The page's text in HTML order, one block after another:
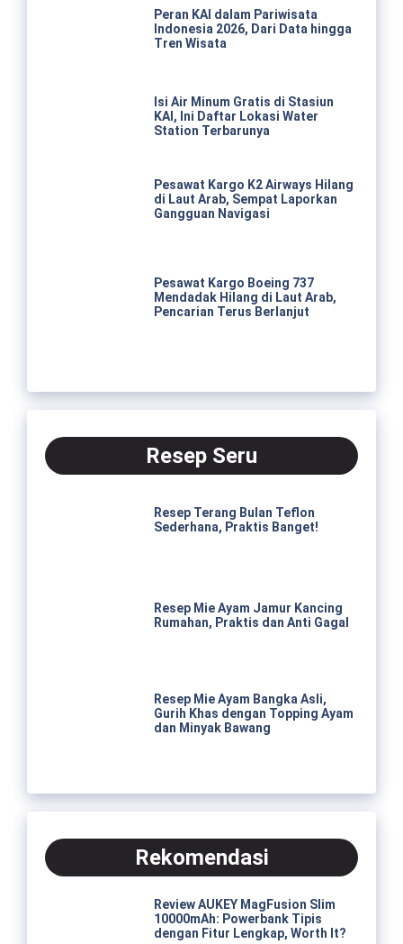
Peran KAI dalam Pariwisata
Indonesia 2026, Dari Data hingga
Tren Wisata
Isi Air Minum Gratis di Stasiun
KAI, Ini Daftar Lokasi Water
Station Terbarunya
Pesawat Kargo K2 Airways Hilang
di Laut Arab, Sempat Laporkan
Gangguan Navigasi
Pesawat Kargo Boeing 737
Mendadak Hilang di Laut Arab,
Pencarian Terus Berlanjut
Resep Seru
Resep Terang Bulan Teflon
Sederhana, Praktis Banget!
Resep Mie Ayam Jamur Kancing
Rumahan, Praktis dan Anti Gagal
Resep Mie Ayam Bangka Asli,
Gurih Khas dengan Topping Ayam
dan Minyak Bawang
Rekomendasi
Review AUKEY MagFusion Slim
10000mAh: Powerbank Tipis
dengan Fitur Lengkap, Worth It?